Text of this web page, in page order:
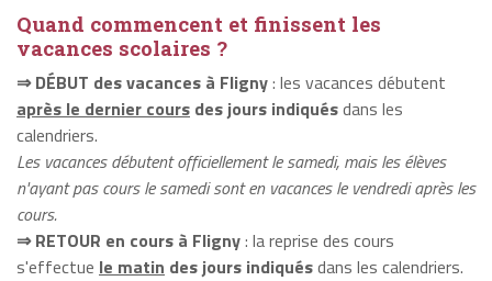
Quand commencent et finissent les
vacances scolaires ?
⇒ DÉBUT des vacances à Fligny: les vacances débutent
après le dernier cours des jours indiquésdans les
calendriers.
Les vacances débutent officiellement le samedi, mais les élèves
n'ayant pas cours le samedi sont en vacances le vendredi après les
cours.
⇒ RETOUR en cours à Fligny: la reprise des cours
s'effectue le matin des jours indiquésdans les calendriers.